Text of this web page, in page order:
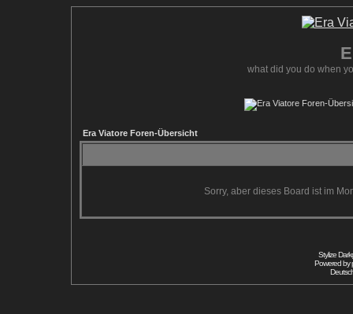
what did you do when
Era Viatore Foren-Übersicht
Sorry, aber dieses Board ist im
Stylize
Powered by